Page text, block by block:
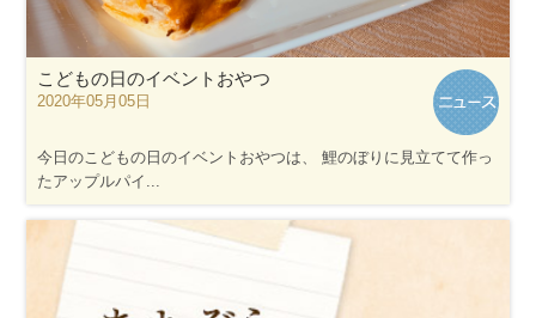
こどもの日のイベントおやつ
2020年05月05日
今日のこどもの日のイベントおやつは、 鯉のぼりに見立てて作っ
たアップルパイ...